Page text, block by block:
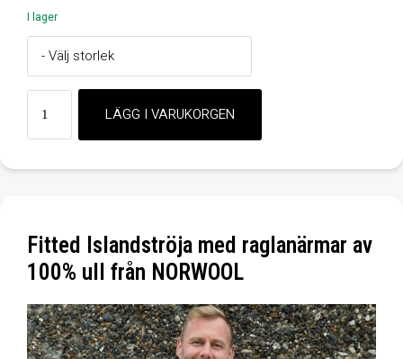
I lager
Fitted Islandströja med raglanärmar av
100% ull från NORWOOL